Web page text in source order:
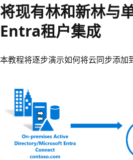
将现有林和新林与
Entra租户集成
本教程将逐步演示如何将云同步添加